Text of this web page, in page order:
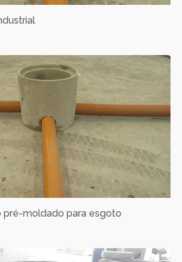
pré-moldado para esgoto